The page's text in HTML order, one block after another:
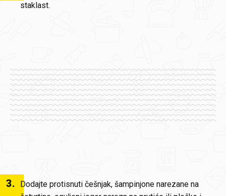
staklast.
3.
Dodajte protisnuti češnjak, šampinjone narezane na